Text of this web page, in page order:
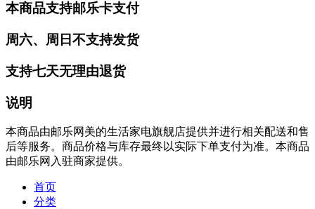
本商品支持邮乐卡支付
周六、周日不支持发货
支持七天无理由退货
说明
本商品由邮乐网美的生活家电旗舰店提供并进行相关配送和售
后等服务。商品价格与库存最终以实际下单支付为准。本商品
由邮乐网入驻商家提供。
首页
分类